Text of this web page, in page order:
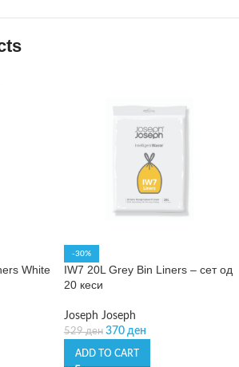
White
-30%
IW7 20L Grey Bin Liners – сет од
20 кеси
Joseph Joseph
529ден 370 ден
ADD TO CART